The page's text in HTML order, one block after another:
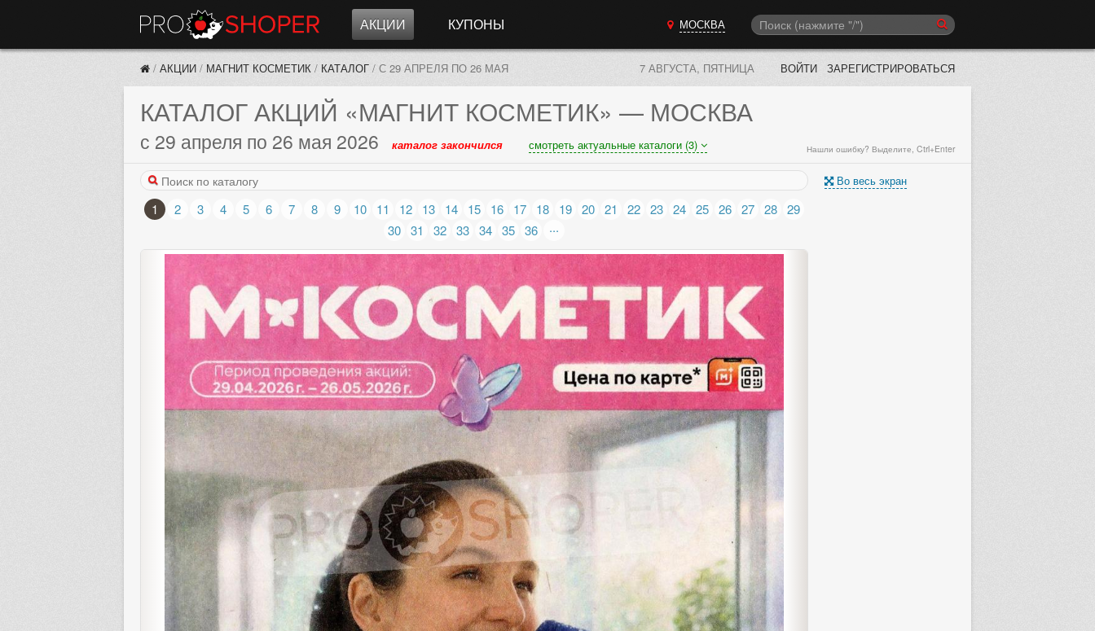
АКЦИИ КУПОНЫ МОСКВА
/ АКЦИИ / МАГНИТ КОСМЕТИК / КАТАЛОГ / С 29 АПРЕЛЯ ПО 26 МАЯ 7 АВГУСТА, ПЯТНИЦА ВОЙТИ ЗАРЕГИСТРИРОВАТЬСЯ
КАТАЛОГ АКЦИЙ «МАГНИТ КОСМЕТИК» — МОСКВА
с 29 апреля по 26 мая 2026 каталог закончился смотреть актуальные каталоги (3) Нашли ошибку? Выделите, Ctrl+Enter
Во весь экран
1 2 3 4 5 6 7 8 9 10 11 12 13 14 15 16 17 18 19 20 21 22 23 24 25 26 27 28 29
30 31 32 33 34 35 36 ...